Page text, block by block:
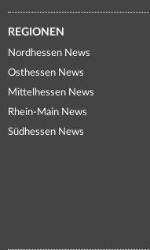
REGIONEN
Nordhessen News
Osthessen News
Mittelhessen News
Rhein-Main News
Südhessen News